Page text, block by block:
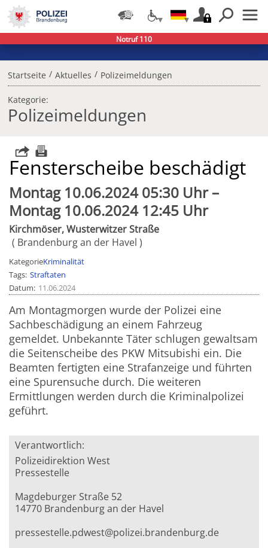
Startseite / Aktuelles / Polizeimeldungen
Kategorie:
Polizeimeldungen
Fensterscheibe beschädigt
Montag 10.06.2024 05:30 Uhr –
Montag 10.06.2024 12:45 Uhr
Kirchmöser, Wusterwitzer Straße
Brandenburg an der Havel
KategorieKriminalität
Tags Straftaten
Datum 11.06.2024
Am Montagmorgen wurde der Polizei eine
Sachbeschädigung an einem Fahrzeug
gemeldet. Unbekannte Täter schlugen gewaltsam
die Seitenscheibe des PKW Mitsubishi ein. Die
Beamten fertigten eine Strafanzeige und führten
eine Spurensuche durch. Die weiteren
Ermittlungen werden durch die Kriminalpolizei
geführt.
Verantwortlich:
Polizeidirektion West
Pressestelle
Magdeburger Straße 52
14770 Brandenburg an der Havel
pressestelle.pdwest@polizei.brandenburg.de
Notruf 110